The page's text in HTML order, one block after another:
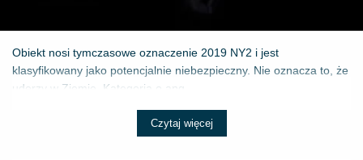
Obiekt nosi tymczasowe oznaczenie 2019 NY2 i jest
klasyfikowany jako potencjalnie niebezpieczny. Nie oznacza to, że
uderzy w Ziemię. Kategoria o ang...
Czytaj więcej